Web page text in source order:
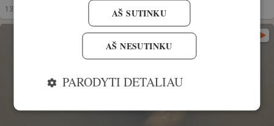
13. gegužė, 2024 AŠ SUTINKU
AŠ NESUTINKU
PARODYTI DETALIAU